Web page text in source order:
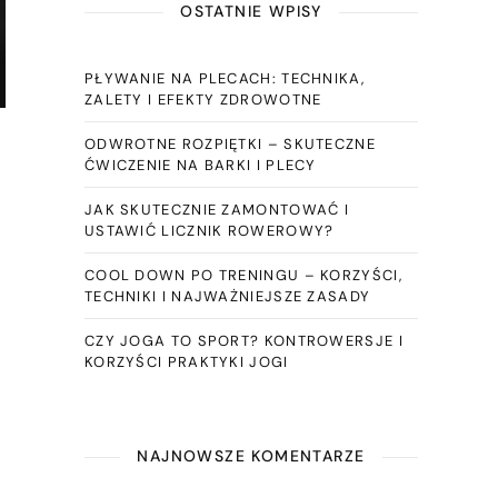
OSTATNIE WPISY
PŁYWANIE NA PLECACH: TECHNIKA,
ZALETY I EFEKTY ZDROWOTNE
ODWROTNE ROZPIĘTKI – SKUTECZNE
ĆWICZENIE NA BARKI I PLECY
JAK SKUTECZNIE ZAMONTOWAĆ I
USTAWIĆ LICZNIK ROWEROWY?
COOL DOWN PO TRENINGU – KORZYŚCI,
TECHNIKI I NAJWAŻNIEJSZE ZASADY
CZY JOGA TO SPORT? KONTROWERSJE I
KORZYŚCI PRAKTYKI JOGI
NAJNOWSZE KOMENTARZE